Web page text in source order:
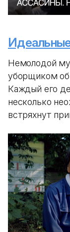
Немолодой
уборщиком
Каждый его
несколько
встряхнут